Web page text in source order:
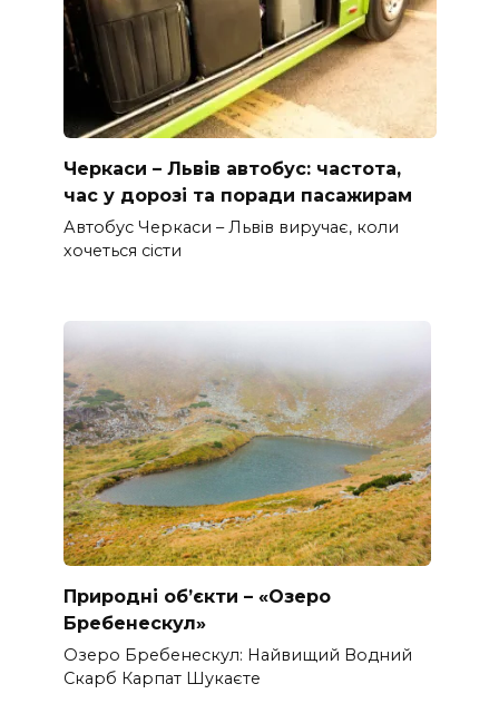
Черкаси – Львів автобус: частота,
час у дорозі та поради пасажирам
Автобус Черкаси – Львів виручає, коли
хочеться сісти
Природні об’єкти – «Озеро
Бребенескул»
Озеро Бребенескул: Найвищий Водний
Скарб Карпат Шукаєте